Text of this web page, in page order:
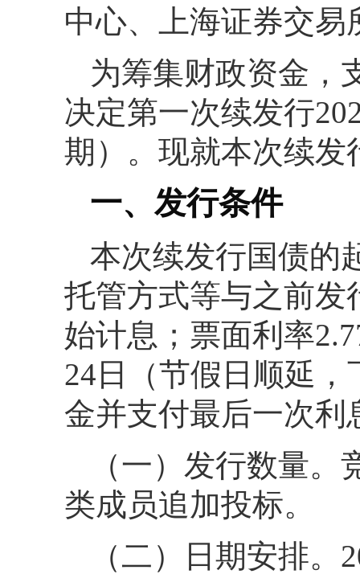
中心、上海证券交
为筹集财政资金，
决定第一次续发行
期）。现就本次续发
一、发行条件
本次续发行国债的
托管方式等与之前发
始计息；票面利率
24日（节假日顺延，
金并支付最后一次利
（一）发行数量
类成员追加投标。
（二）日期安排